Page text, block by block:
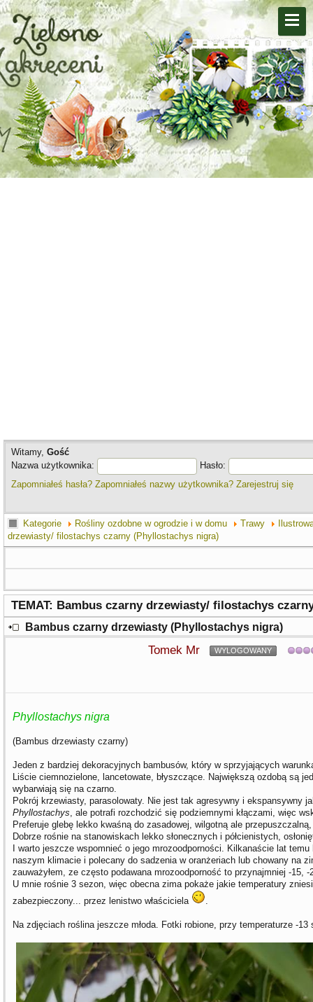
Witamy, Gość
Nazwa użytkownika:
Hasło:
Zapomniałeś hasła? Zapomniałeś nazwy użytkownika? Zarejestruj się
Kategorie Rośliny ozdobne w ogrodzie i w domu Trawy
drzewiasty/ filostachys czarny (Phyllostachys nigra)
TEMAT: Bambus czarny drzewiasty/ filostachys
Bambus czarny drzewiasty (Phyllostachys nigra)
Tomek Mr WYLOGOWANY
Phyllostachys nigra
(Bambus drzewiasty czarny)
Jeden z bardziej dekoracyjnych bambusów, który w sprzyjających
Liście ciemnozielone, lancetowate, błyszczące. Największą ozdobą są
wybarwiają się na czarno.
Pokrój krzewiasty, parasolowaty. Nie jest tak agresywny i ekspansywny
Phyllostachys, ale potrafi rozchodzić się podziemnymi kłączami, więc
Preferuje glebę lekko kwaśną do zasadowej, wilgotną ale
Dobrze rośnie na stanowiskach lekko słonecznych i półcienistych,
I warto jeszcze wspomnieć o jego mrozoodporności. Kilkanaście lat
naszym klimacie i polecany do sadzenia w oranżeriach lub chowany na
zauważyłem, ze często podawana mrozoodporność to przynajmniej -15,
U mnie rośnie 3 sezon, więc obecna zima pokaże jakie temperatury
zabezpieczony... przez lenistwo właściciela
.
Na zdjęciach roślina jeszcze młoda. Fotki robione, przy temperaturze -13